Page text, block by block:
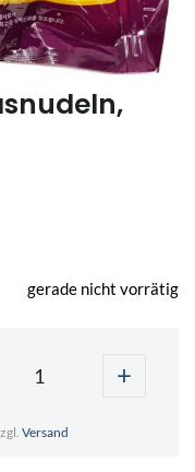
gerade nicht vorrätig
+
Versand